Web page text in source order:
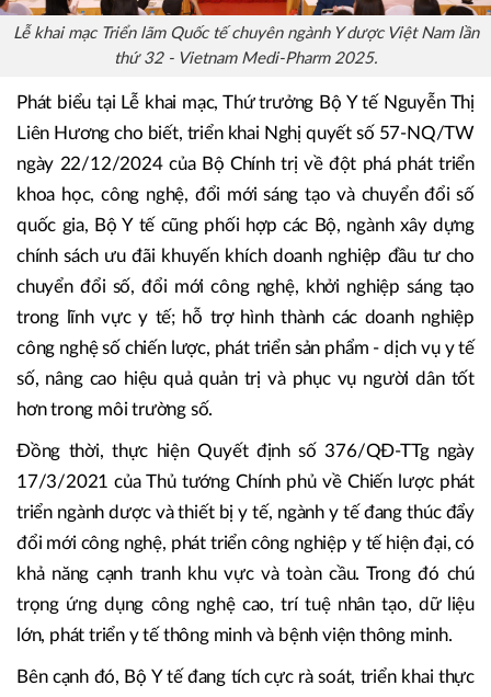
Lễ khai mạc Triển lãm Quốc tế chuyên ngành Y dược Việt Nam lần
thứ 32 - Vietnam Medi-Pharm 2025.
Phát biểu tại Lễ khai mạc, Thứ trưởng Bộ Y tế Nguyễn Thị
Liên Hương cho biết, triển khai Nghị quyết số 57-NQ/TW
ngày 22/12/2024 của Bộ Chính trị về đột phá phát triển
khoa học, công nghệ, đổi mới sáng tạo và chuyển đổi số
quốc gia, Bộ Y tế cũng phối hợp các Bộ, ngành xây dựng
chính sách ưu đãi khuyến khích doanh nghiệp đầu tư cho
chuyển đổi số, đổi mới công nghệ, khởi nghiệp sáng tạo
trong lĩnh vực y tế; hỗ trợ hình thành các doanh nghiệp
công nghệ số chiến lược, phát triển sản phẩm - dịch vụ y tế
số, nâng cao hiệu quả quản trị và phục vụ người dân tốt
hơn trong môi trường số.
Đồng thời, thực hiện Quyết định số 376/QĐ-TTg ngày
17/3/2021 của Thủ tướng Chính phủ về Chiến lược phát
triển ngành dược và thiết bị y tế, ngành y tế đang thúc đẩy
đổi mới công nghệ, phát triển công nghiệp y tế hiện đại, có
khả năng cạnh tranh khu vực và toàn cầu. Trong đó chú
trọng ứng dụng công nghệ cao, trí tuệ nhân tạo, dữ liệu
lớn, phát triển y tế thông minh và bệnh viện thông minh.
Bên cạnh đó, Bộ Y tế đang tích cực rà soát, triển khai thực